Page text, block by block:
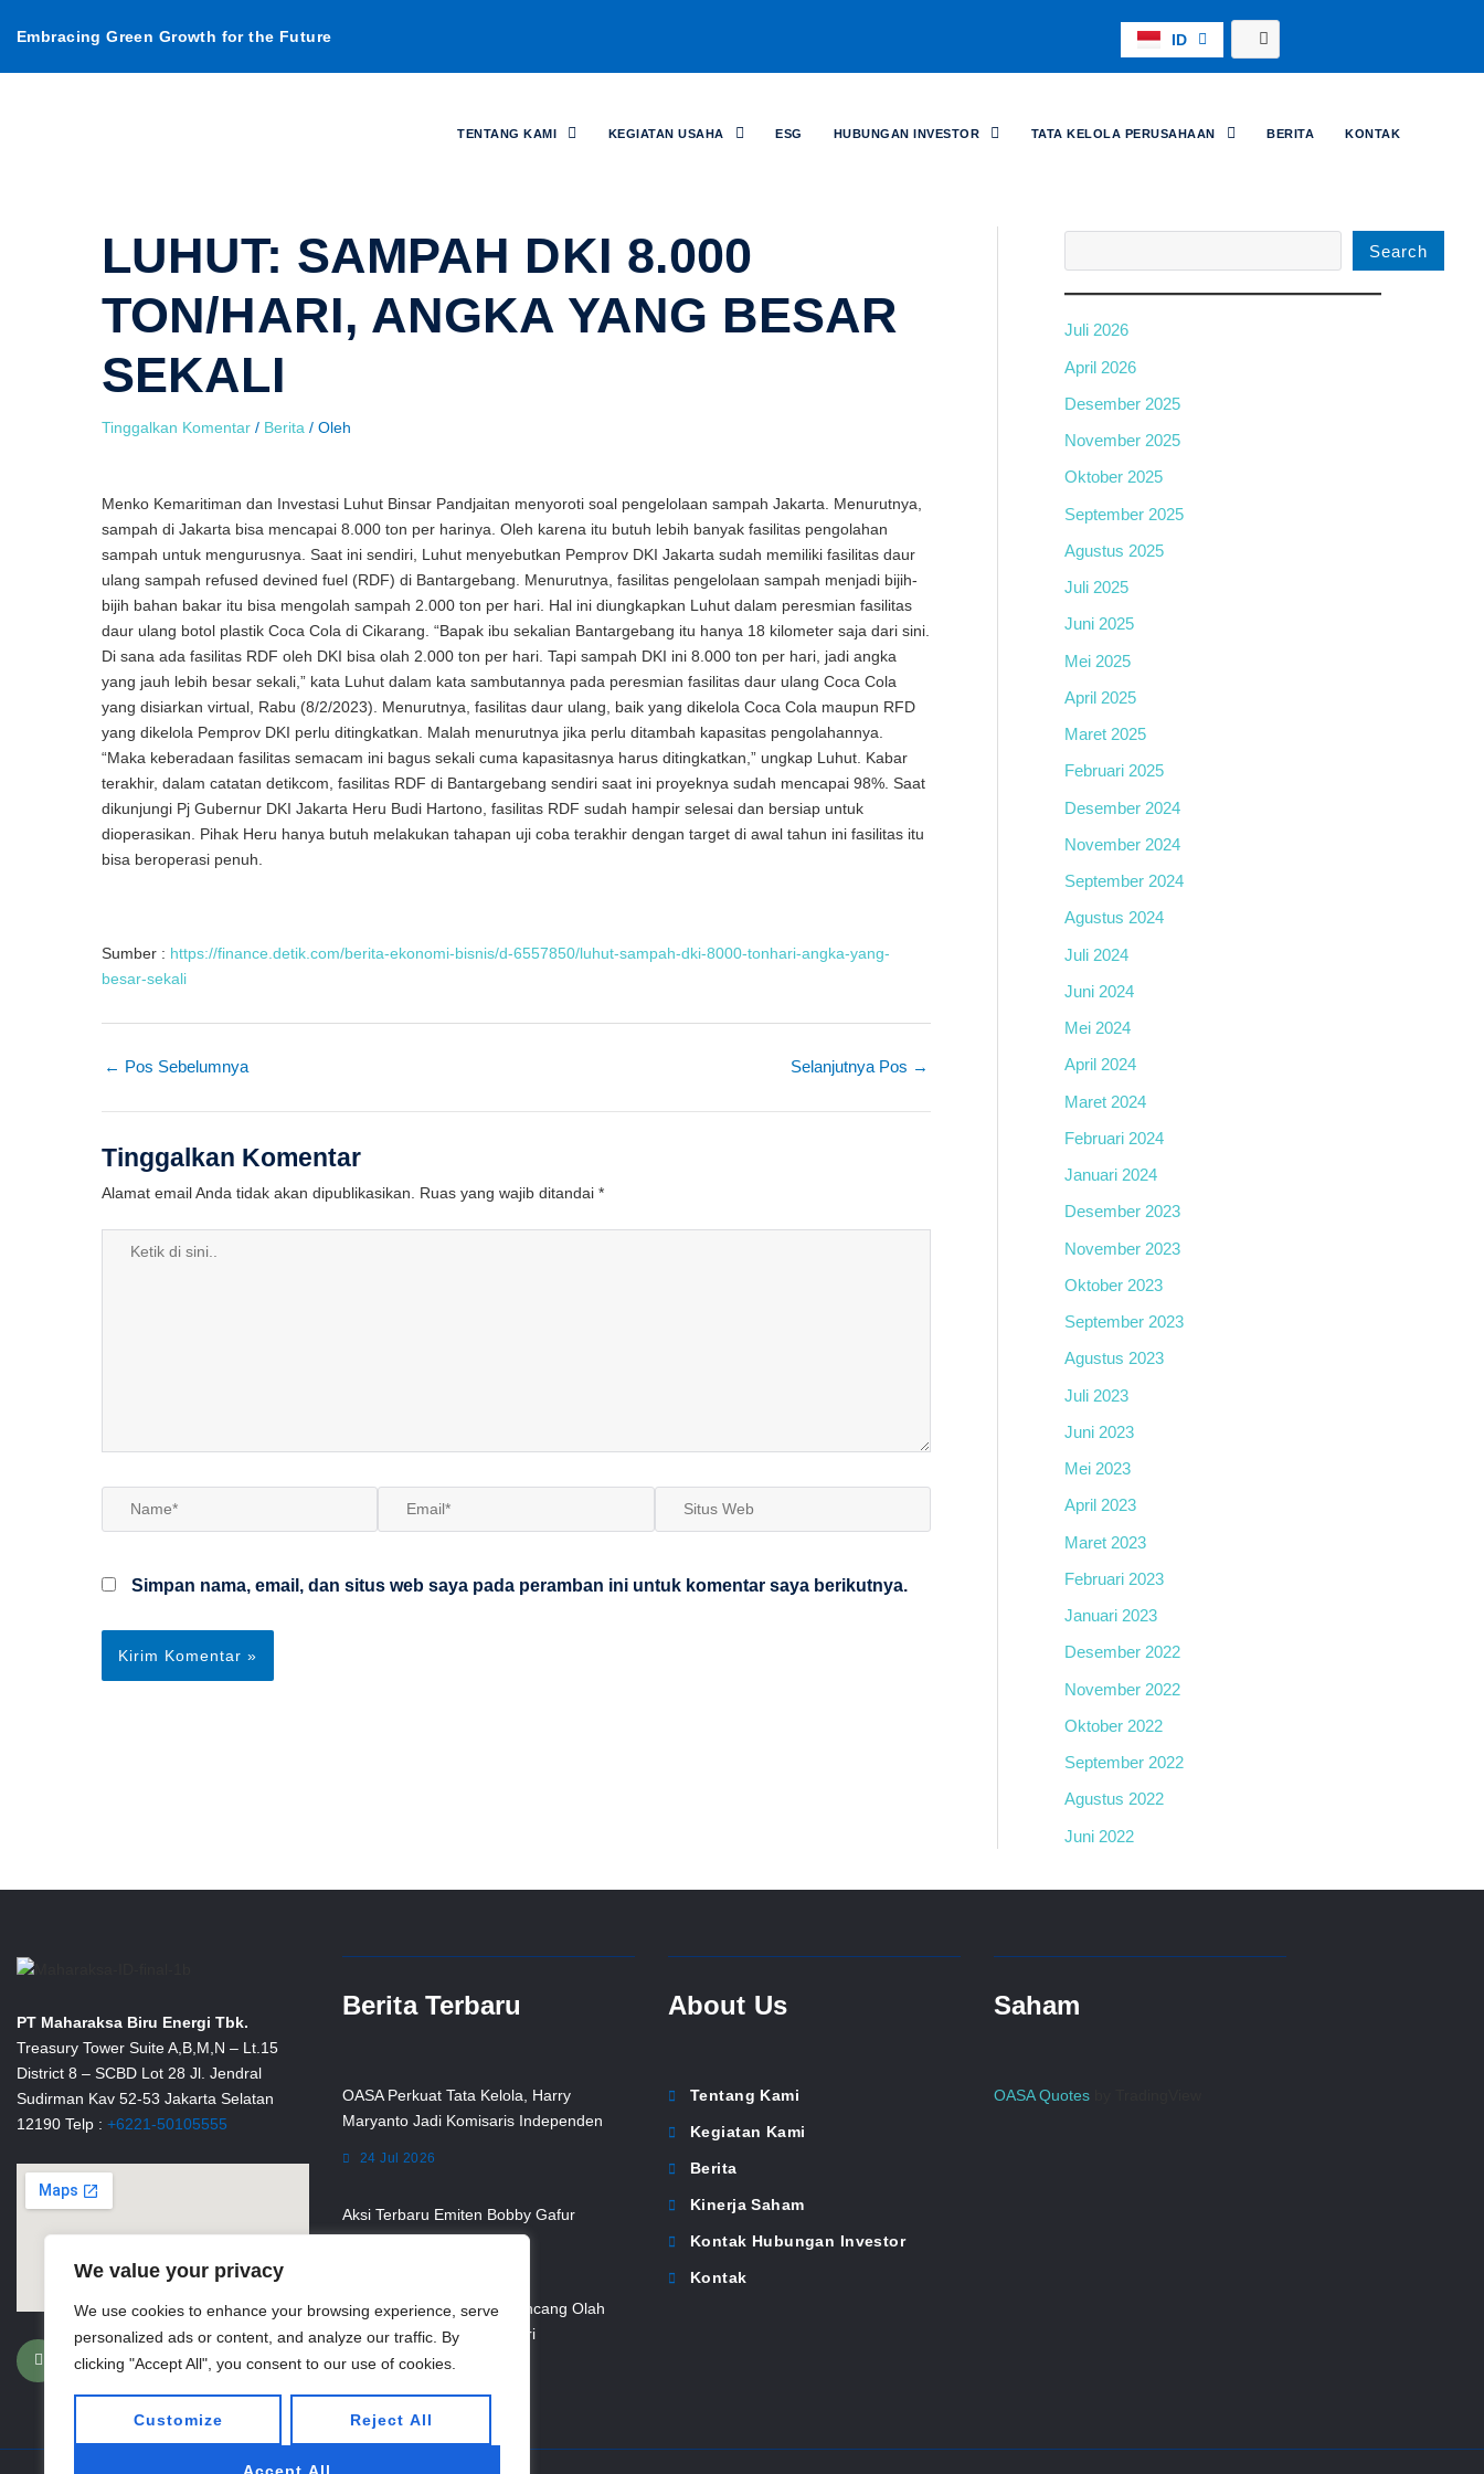
We value your privacy
We use cookies to enhance your browsing experience, serve
personalized ads or content, and analyze our traffic. By
clicking "Accept All", you consent to our use of cookies.
Customize Reject All
Embracing Green Growth for the Future ID
EN
TENTANG KAMI KEGIATAN USAHA ESG HUBUNGAN INVESTOR TATA KELOLA PERUSAHAAN BERITA KONTAK
LUHUT: SAMPAH DKI 8.000
TON/HARI, ANGKA YANG BESAR
SEKALI
Tinggalkan Komentar / Berita / Oleh
Menko Kemaritiman dan Investasi Luhut Binsar Pandjaitan menyoroti soal pengelolaan sampah Jakarta. Menurutnya,
sampah di Jakarta bisa mencapai 8.000 ton per harinya. Oleh karena itu butuh lebih banyak fasilitas pengolahan
sampah untuk mengurusnya. Saat ini sendiri, Luhut menyebutkan Pemprov DKI Jakarta sudah memiliki fasilitas daur
ulang sampah refused devined fuel (RDF) di Bantargebang. Menurutnya, fasilitas pengelolaan sampah menjadi bijih-
bijih bahan bakar itu bisa mengolah sampah 2.000 ton per hari. Hal ini diungkapkan Luhut dalam peresmian fasilitas
daur ulang botol plastik Coca Cola di Cikarang. “Bapak ibu sekalian Bantargebang itu hanya 18 kilometer saja dari sini.
Di sana ada fasilitas RDF oleh DKI bisa olah 2.000 ton per hari. Tapi sampah DKI ini 8.000 ton per hari, jadi angka
yang jauh lebih besar sekali,” kata Luhut dalam kata sambutannya pada peresmian fasilitas daur ulang Coca Cola
yang disiarkan virtual, Rabu (8/2/2023). Menurutnya, fasilitas daur ulang, baik yang dikelola Coca Cola maupun RFD
yang dikelola Pemprov DKI perlu ditingkatkan. Malah menurutnya jika perlu ditambah kapasitas pengolahannya.
“Maka keberadaan fasilitas semacam ini bagus sekali cuma kapasitasnya harus ditingkatkan,” ungkap Luhut. Kabar
terakhir, dalam catatan detikcom, fasilitas RDF di Bantargebang sendiri saat ini proyeknya sudah mencapai 98%. Saat
dikunjungi Pj Gubernur DKI Jakarta Heru Budi Hartono, fasilitas RDF sudah hampir selesai dan bersiap untuk
dioperasikan. Pihak Heru hanya butuh melakukan tahapan uji coba terakhir dengan target di awal tahun ini fasilitas itu
bisa beroperasi penuh.
Sumber : https://finance.detik.com/berita-ekonomi-bisnis/d-6557850/luhut-sampah-dki-8000-tonhari-angka-yang-
besar-sekali
← Pos Sebelumnya Selanjutnya Pos →
Tinggalkan Komentar
Alamat email Anda tidak akan dipublikasikan. Ruas yang wajib ditandai *
Ketik
Name* Email* Situs
Simpan nama, email, dan situs web saya pada peramban ini untuk komentar saya berikutnya.
Search
Juli 2026
April 2026
Desember 2025
November 2025
Oktober 2025
September 2025
Agustus 2025
Juli 2025
Juni 2025
Mei 2025
April 2025
Maret 2025
Februari 2025
Desember 2024
November 2024
September 2024
Agustus 2024
Juli 2024
Juni 2024
Mei 2024
April 2024
Maret 2024
Februari 2024
Januari 2024
Desember 2023
November 2023
Oktober 2023
September 2023
Agustus 2023
Juli 2023
Juni 2023
Mei 2023
April 2023
Maret 2023
Februari 2023
Januari 2023
Desember 2022
November 2022
Oktober 2022
September 2022
Agustus 2022
Juni 2022
PT Maharaksa Biru Energi Tbk.
Treasury Tower Suite A,B,M,N – Lt.15
District 8 – SCBD Lot 28 Jl. Jendral
Sudirman Kav 52-53 Jakarta Selatan
12190 Telp : +6221-50105555
F
a
k
G
o
g
T
w
t
e
I
n
t
g
Berita Terbaru
OASA Perkuat Tata Kelola, Harry
Maryanto Jadi Komisaris Independen
24 Jul 2026
Aksi Terbaru Emiten Bobby Gafur
PSEL Lampung Raya Dirancang Olah
1.167 Ton Sampah per Hari
24 Jul 2026
About Us
Tentang Kami
Kegiatan Kami
Berita
Kinerja Saham
Kontak Hubungan Investor
Kontak
Saham
OASA Quotesby TradingView